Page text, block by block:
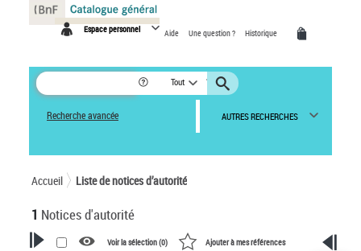
Espace personnel Aide Une question ? Historique
Tout
Recherche avancée AUTRES RECHERCHES
Accueil Liste de notices d’autorité
1 Notices d'autorité
Voir la sélection (0) Ajouter à mes références
Panneau de gestion des cookies